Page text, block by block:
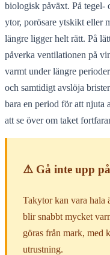
biologisk påväxt. På tegel-
ytor, porösare ytskikt eller
längre ligger helt rätt. På
påverka ventilationen på
varmt under längre
och samtidigt avslöja
bara en period för att njuta
att se över om taket
⚠️ Gå inte upp
Takytor kan vara hala
blir snabbt mycket
göras från mark, med
utrustning.